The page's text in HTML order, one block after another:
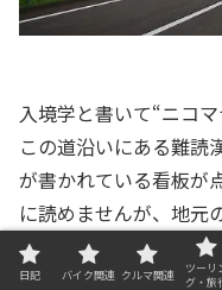
入境学と書いて“ニコマ
この道沿いにある難読
が書かれている看板が
に読めませんが、地元
日記 バイク関連 クルマ関連
ツーリ
グ・旅